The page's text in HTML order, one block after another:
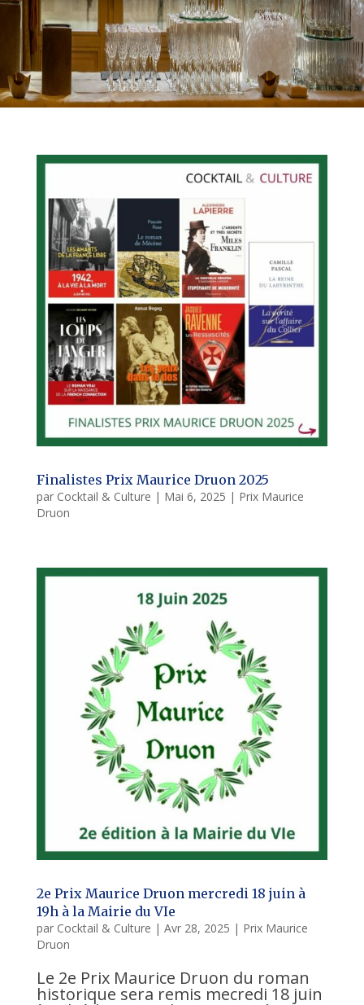
Rives » I Scemi Astutti au Sénat
7 décembre 2026 :16e Salon de l’Histoire de
18h30 à 21h, remise du Prix du Guesclin,
Cercle National des Armées 8 place Saint-
Augustin Paris 8e
Livre d’Opéra et de Danse à l’Hôtel de
Pomereu
Finalistes Prix Maurice Druon 2025
par Cocktail & Culture | Mai 6, 2025 | Prix Maurice
Druon
2e Prix Maurice Druon mercredi 18 juin à
19h à la Mairie du VIe
par Cocktail & Culture | Avr 28, 2025 | Prix Maurice
Druon
Le 2e Prix Maurice Druon du roman
historique sera remis mecredi 18 juin